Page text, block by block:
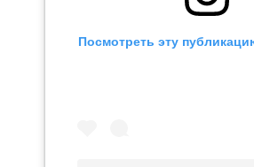
Посмотреть эту